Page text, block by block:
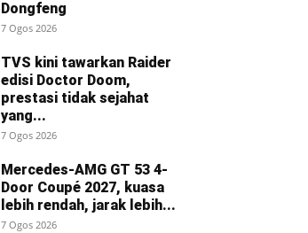
Dongfeng
7 Ogos 2026
TVS kini tawarkan Raider
edisi Doctor Doom,
prestasi tidak sejahat
yang...
7 Ogos 2026
Mercedes-AMG GT 53 4-
Door Coupé 2027, kuasa
lebih rendah, jarak lebih...
7 Ogos 2026